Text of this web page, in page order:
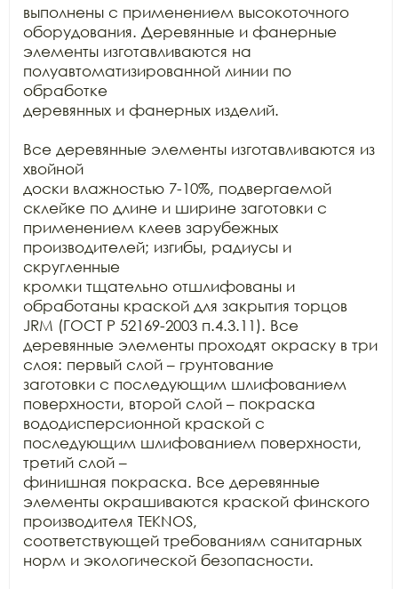
выполнены с применением высокоточного
оборудования. Деревянные и фанерные
элементы изготавливаются на
полуавтоматизированной линии по
обработке
деревянных и фанерных изделий.
Все деревянные элементы изготавливаются из
хвойной
доски влажностью 7-10%, подвергаемой
склейке по длине и ширине заготовки с
применением клеев зарубежных
производителей; изгибы, радиусы и
скругленные
кромки тщательно отшлифованы и
обработаны краской для закрытия торцов
JRM (ГОСТ Р 52169-2003 п.4.3.11). Все
деревянные элементы проходят окраску в три
слоя: первый слой – грунтование
заготовки с последующим шлифованием
поверхности, второй слой – покраска
вододисперсионной краской с
последующим шлифованием поверхности,
третий слой –
финишная покраска. Все деревянные
элементы окрашиваются краской финского
производителя TEKNOS,
соответствующей требованиям санитарных
норм и экологической безопасности.